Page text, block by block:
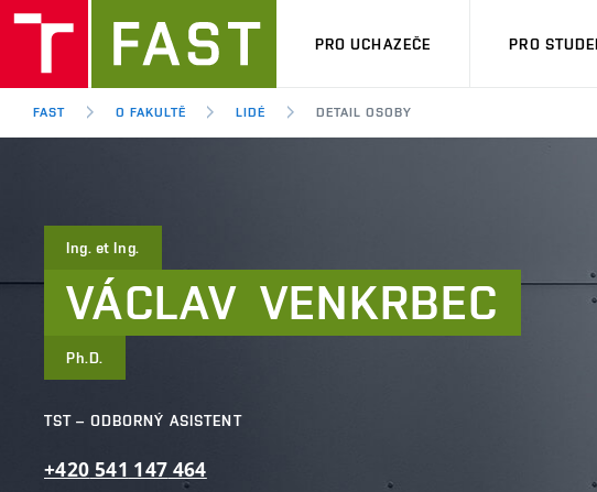
PRO UCHAZEČE PRO
FAST O FAKULTĚ LIDÉ DETAIL OSOBY
Ing. et Ing.
VÁCLAV VENKRBEC
Ph.D.
TST – ODBORNÝ ASISTENT
+420 541 147 464